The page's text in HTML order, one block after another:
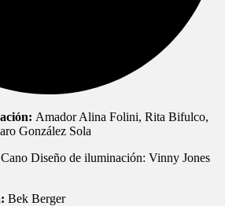
Amador Alina Folini, Rita Bifulco,
González Sola
Diseño de iluminación: Vinny Jones
Bek Berger